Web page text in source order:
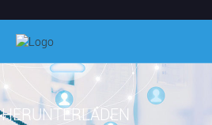
HERUNTERLADEN